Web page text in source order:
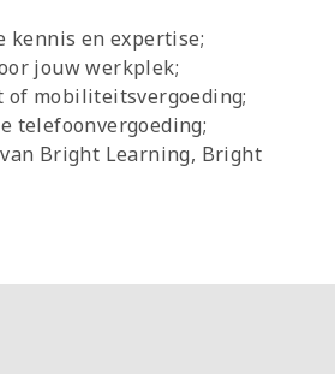
kennis en expertise;
jouw werkplek;
of mobiliteitsvergoeding;
telefoonvergoeding;
Bright Learning, Bright